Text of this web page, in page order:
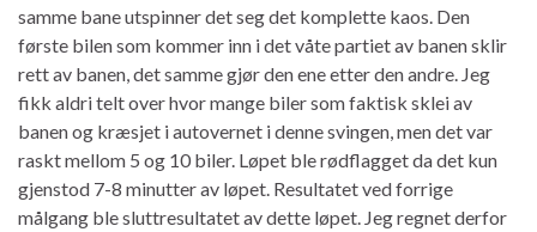
samme bane utspinner det seg det komplette kaos. Den
første bilen som kommer inn i det våte partiet av banen sklir
rett av banen, det samme gjør den ene etter den andre. Jeg
fikk aldri telt over hvor mange biler som faktisk sklei av
banen og kræsjet i autovernet i denne svingen, men det var
raskt mellom 5 og 10 biler. Løpet ble rødflagget da det kun
gjenstod 7-8 minutter av løpet. Resultatet ved forrige
målgang ble sluttresultatet av dette løpet. Jeg regnet derfor